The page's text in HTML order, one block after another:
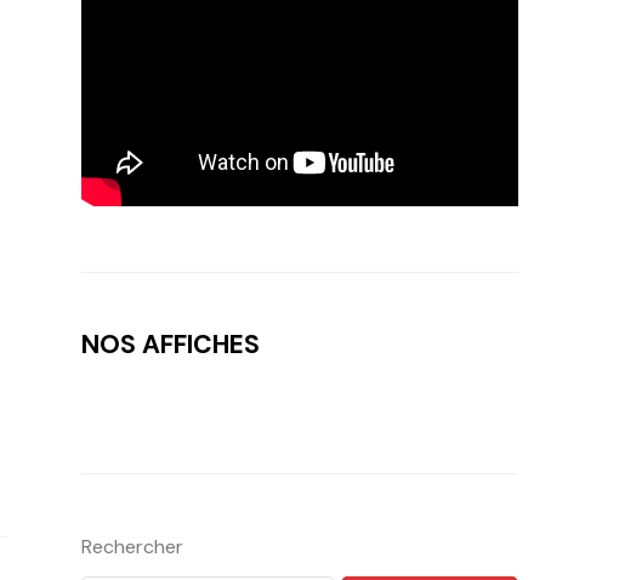
NOS AFFICHES
Rechercher